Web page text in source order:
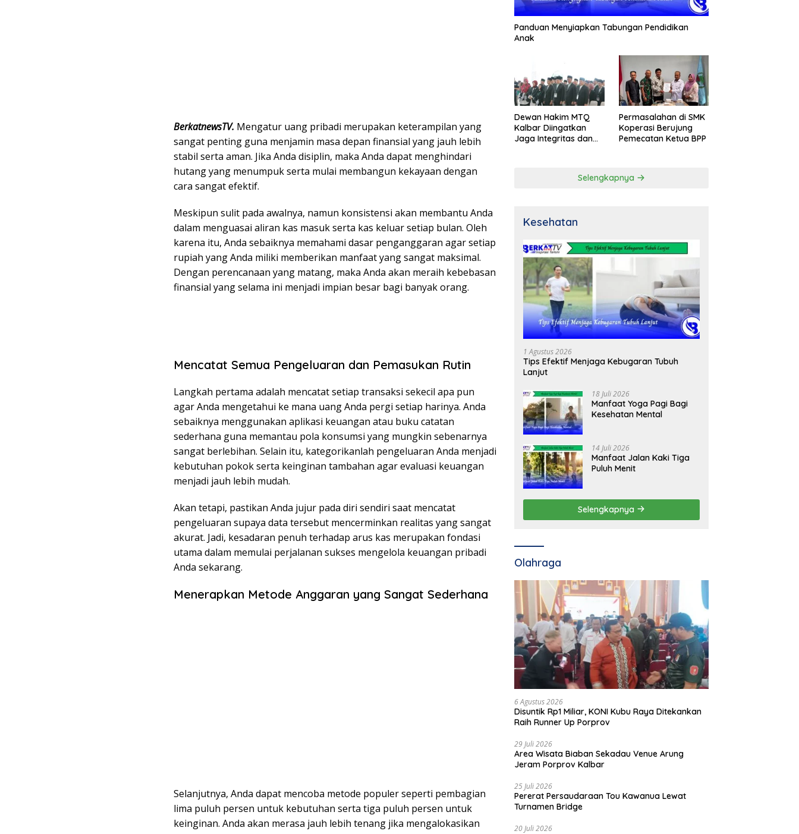
BerkatnewsTV. Mengatur uang pribadi merupakan keterampilan yang
sangat penting guna menjamin masa depan finansial yang jauh lebih
stabil serta aman. Jika Anda disiplin, maka Anda dapat menghindari
hutang yang menumpuk serta mulai membangun kekayaan dengan
cara sangat efektif.
Meskipun sulit pada awalnya, namun konsistensi akan membantu Anda
dalam menguasai aliran kas masuk serta kas keluar setiap bulan. Oleh
karena itu, Anda sebaiknya memahami dasar penganggaran agar setiap
rupiah yang Anda miliki memberikan manfaat yang sangat maksimal.
Dengan perencanaan yang matang, maka Anda akan meraih kebebasan
finansial yang selama ini menjadi impian besar bagi banyak orang.
Mencatat Semua Pengeluaran dan Pemasukan Rutin
Langkah pertama adalah mencatat setiap transaksi sekecil apa pun
agar Anda mengetahui ke mana uang Anda pergi setiap harinya. Anda
sebaiknya menggunakan aplikasi keuangan atau buku catatan
sederhana guna memantau pola konsumsi yang mungkin sebenarnya
sangat berlebihan. Selain itu, kategorikanlah pengeluaran Anda menjadi
kebutuhan pokok serta keinginan tambahan agar evaluasi keuangan
menjadi jauh lebih mudah.
Akan tetapi, pastikan Anda jujur pada diri sendiri saat mencatat
pengeluaran supaya data tersebut mencerminkan realitas yang sangat
akurat. Jadi, kesadaran penuh terhadap arus kas merupakan fondasi
utama dalam memulai perjalanan sukses mengelola keuangan pribadi
Anda sekarang.
Menerapkan Metode Anggaran yang Sangat Sederhana
Selanjutnya, Anda dapat mencoba metode populer seperti pembagian
lima puluh persen untuk kebutuhan serta tiga puluh persen untuk
keinginan. Anda akan merasa jauh lebih tenang jika mengalokasikan
Panduan Menyiapkan Tabungan Pendidikan
Anak
Dewan Hakim MTQ
Kalbar Diingatkan
Jaga Integritas dan
Permasalahan di SMK
Koperasi Berujung
Pemecatan Ketua BPP
Selengkapnya
Kesehatan
1 Agustus 2026
Tips Efektif Menjaga Kebugaran Tubuh
Lanjut
18 Juli 2026
Manfaat Yoga Pagi Bagi
Kesehatan Mental
14 Juli 2026
Manfaat Jalan Kaki Tiga
Puluh Menit
Selengkapnya
Olahraga
6 Agustus 2026
Disuntik Rp1 Miliar, KONI Kubu Raya Ditekankan
Raih Runner Up Porprov
29 Juli 2026
Area Wisata Biaban Sekadau Venue Arung
Jeram Porprov Kalbar
25 Juli 2026
Pererat Persaudaraan Tou Kawanua Lewat
Turnamen Bridge
20 Juli 2026